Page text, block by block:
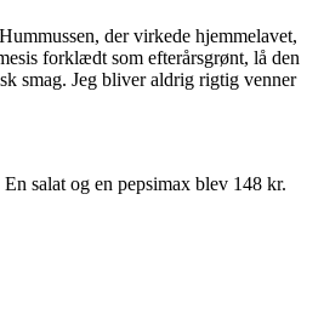
der virkede hjemmelavet,
forklædt som efterårsgrønt, lå den
smag. Jeg bliver aldrig rigtig venner
salat og en pepsimax blev 148 kr.